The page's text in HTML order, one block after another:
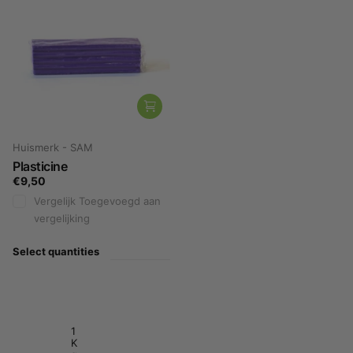
Huismerk - SAM
Plasticine
€9,50
Vergelijk Toegevoegd aan
vergelijking
Select quantities
1
K